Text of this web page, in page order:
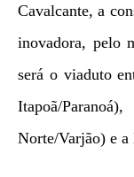
Cavalcante, a
inovadora, pelo
será o viaduto
Itapoã/
Norte/Varjão) e